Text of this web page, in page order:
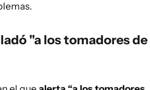
"a los tomadores de